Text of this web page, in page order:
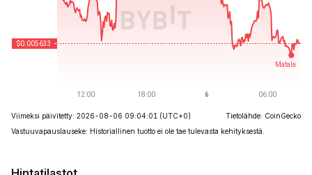
Viimeksi päivitetty: 2026-08-06 09:04:01 (UTC+0)
Tietolähde: CoinGecko
Vastuuvapauslauseke: Historiallinen tuotto ei ole tae tulevasta kehityksestä.